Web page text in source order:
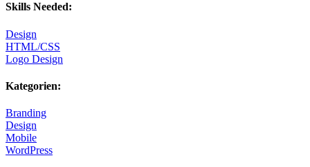
Skills Needed:
Design
HTML/CSS
Logo Design
Kategorien:
Branding
Design
Mobile
WordPress